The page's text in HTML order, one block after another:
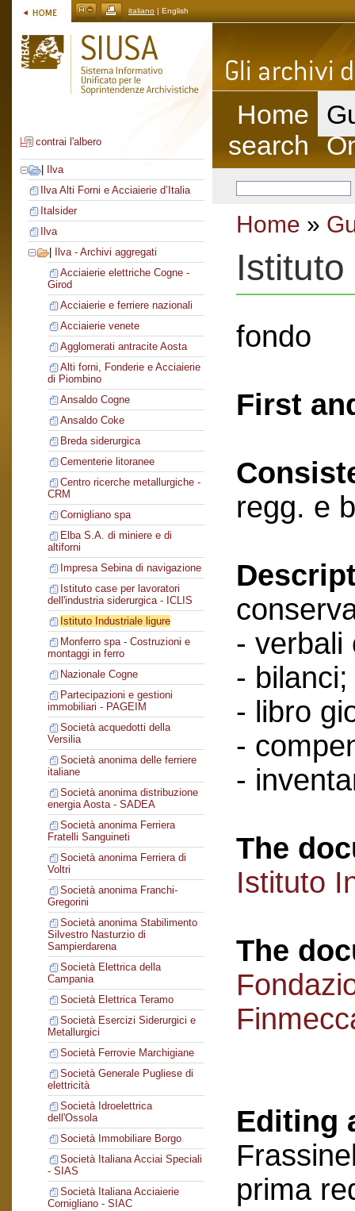
italiano | English
contrai l'albero
Ilva
Ilva Alti Forni e Acciaierie d’Italia
Italsider
Ilva
Ilva - Archivi aggregati
Acciaierie elettriche Cogne -
Girod
Acciaierie e ferriere nazionali
Acciaierie venete
Agglomerati antracite Aosta
Alti forni, Fonderie e Acciaierie
di Piombino
Ansaldo Cogne
Ansaldo Coke
Breda siderurgica
Cementerie litoranee
Centro ricerche metallurgiche -
CRM
Cornigliano spa
Elba S.A. di miniere e di
altiforni
Impresa Sebina di navigazione
Istituto case per lavoratori
dell'industria siderurgica - ICLIS
Istituto Industriale ligure
Monferro spa - Costruzioni e
montaggi in ferro
Nazionale Cogne
Partecipazioni e gestioni
immobiliari - PAGEIM
Società acquedotti della
Versilia
Società anonima delle ferriere
italiane
Società anonima distribuzione
energia Aosta - SADEA
Società anonima Ferriera
Fratelli Sanguineti
Società anonima Ferriera di
Voltri
Società anonima Franchi-
Gregorini
Società anonima Stabilimento
Silvestro Nasturzio di
Sampierdarena
Società Elettrica della
Campania
Società Elettrica Teramo
Società Esercizi Siderurgici e
Metallurgici
Società Ferrovie Marchigiane
Società Generale Pugliese di
elettricità
Società Idroelettrica
dell'Ossola
Società Immobiliare Borgo
Società Italiana Acciai Speciali
- SIAS
Società Italiana Acciaierie
Cornigliano - SIAC
Home
search
Home »
fondo
First
regg. e
- verbali
- bilanci;
- libro
-
-
The
Istituto
The
Editing
prima